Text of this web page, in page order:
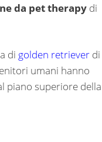
da pet therapy di
di golden retriever
umani hanno
piano superiore della